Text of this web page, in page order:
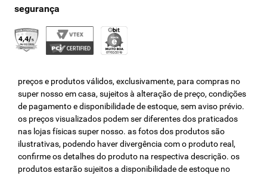
preços e produtos válidos, exclusivamente, para compras no
super nosso em casa, sujeitos à alteração de preço, condições
de pagamento e disponibilidade de estoque, sem aviso prévio.
os preços visualizados podem ser diferentes dos praticados
nas lojas físicas super nosso. as fotos dos produtos são
ilustrativas, podendo haver divergência com o produto real,
confirme os detalhes do produto na respectiva descrição. os
produtos estarão sujeitos a disponibilidade de estoque no